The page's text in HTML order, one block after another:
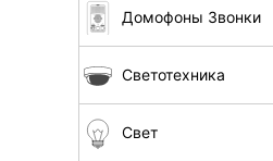
Домофоны Звонки
Светотехника
Свет